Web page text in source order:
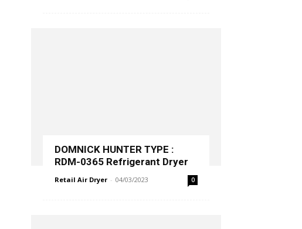
DOMNICK HUNTER TYPE :
RDM-0365 Refrigerant Dryer
Retail Air Dryer - 04/03/2023 0